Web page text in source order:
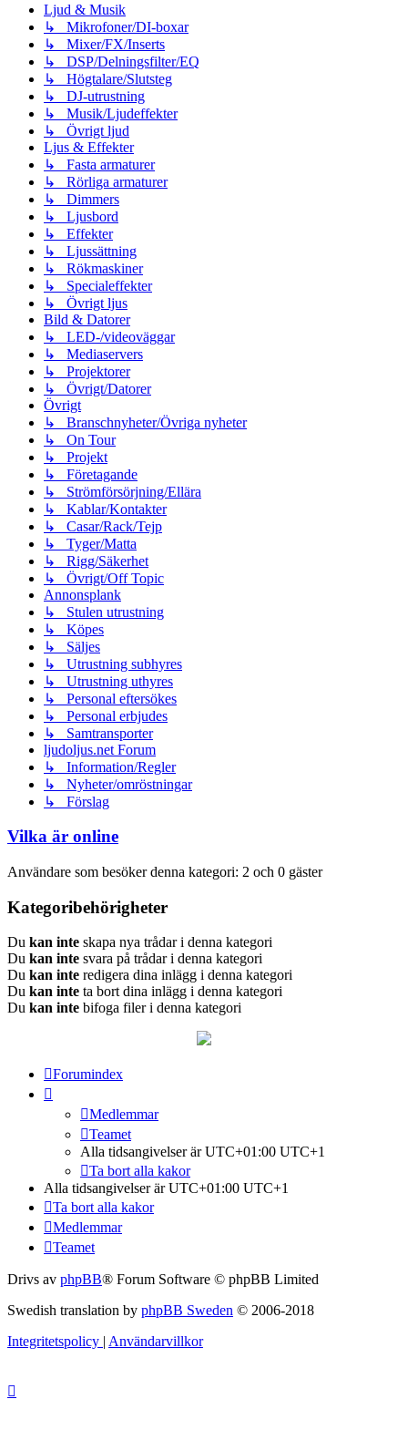
Ljud & Musik
↳ Mikrofoner/DI-boxar
↳ Mixer/FX/Inserts
↳ DSP/Delningsfilter/EQ
↳ Högtalare/Slutsteg
↳ DJ-utrustning
↳ Musik/Ljudeffekter
↳ Övrigt ljud
Ljus & Effekter
↳ Fasta armaturer
↳ Rörliga armaturer
↳ Dimmers
↳ Ljusbord
↳ Effekter
↳ Ljussättning
↳ Rökmaskiner
↳ Specialeffekter
↳ Övrigt ljus
Bild & Datorer
↳ LED-/videoväggar
↳ Mediaservers
↳ Projektorer
↳ Övrigt/Datorer
Övrigt
↳ Branschnyheter/Övriga nyheter
↳ On Tour
↳ Projekt
↳ Företagande
↳ Strömförsörjning/Ellära
↳ Kablar/Kontakter
↳ Casar/Rack/Tejp
↳ Tyger/Matta
↳ Rigg/Säkerhet
↳ Övrigt/Off Topic
Annonsplank
↳ Stulen utrustning
↳ Köpes
↳ Säljes
↳ Utrustning subhyres
↳ Utrustning uthyres
↳ Personal eftersökes
↳ Personal erbjudes
↳ Samtransporter
ljudoljus.net Forum
↳ Information/Regler
↳ Nyheter/omröstningar
↳ Förslag
Vilka är online
Användare som besöker denna kategori: 2 och 0 gäster
Kategoribehörigheter
Du kan inte skapa nya trådar i denna kategori
Du kan inte svara på trådar i denna kategori
Du kan inte redigera dina inlägg i denna kategori
Du kan inte ta bort dina inlägg i denna kategori
Du kan inte bifoga filer i denna kategori
Forumindex
Medlemmar
Teamet
Alla tidsangivelser är UTC+01:00 UTC+1
Ta bort alla kakor
Alla tidsangivelser är UTC+01:00 UTC+1
Ta bort alla kakor
Medlemmar
Teamet
Drivs av phpBB® Forum Software © phpBB Limited
Swedish translation by phpBB Sweden © 2006-2018
Integritetspolicy Användarvillkor